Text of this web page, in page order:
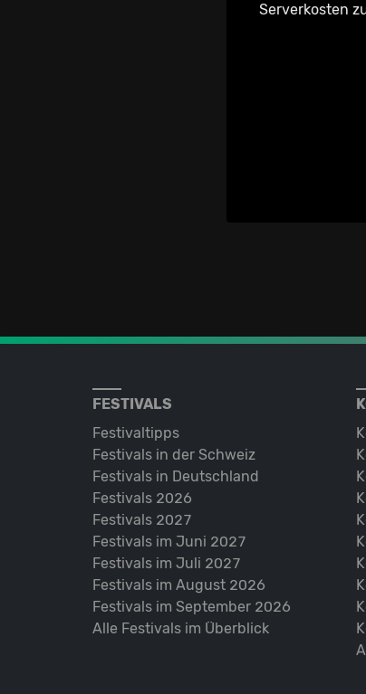
Serverkosten
FESTIVALS
Festivaltipps
Festivals in der Schweiz
Festivals in Deutschland
Festivals 2026
Festivals 2027
Festivals im Juni 2027
Festivals im Juli 2027
Festivals im August 2026
Festivals im September 2026
Alle Festivals im Überblick